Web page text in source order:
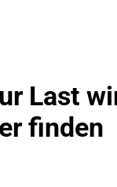
Last
finden